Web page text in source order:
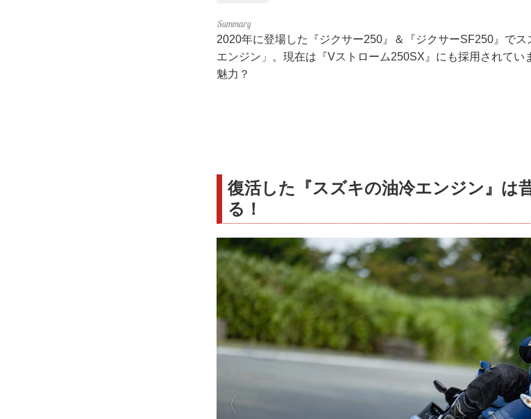
2020年に登場した『ジクサー250』＆『ジクサーSF250』で
エンジン」。現在は『Vストローム250SX』にも採用されて
魅力？
復活した『スズキの油冷エンジン』は
る！